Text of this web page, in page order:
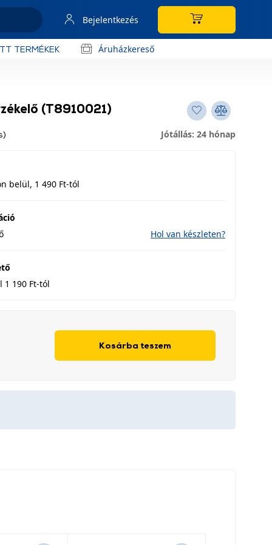
Bejelentkezés
TERMÉKEK Áruházkereső
(T8910021)
Jótállás: 24 hónap
belül, 1 490 Ft-tól
Hol van készleten?
1 190 Ft-tól
Kosárba teszem